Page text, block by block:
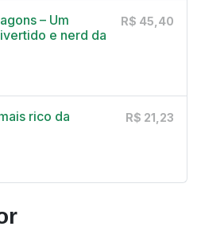
– Um
e nerd da
R$ 45,40
rico da
R$ 21,23